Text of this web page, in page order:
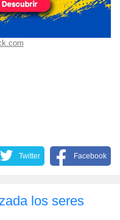
Twitter Facebook
los seres